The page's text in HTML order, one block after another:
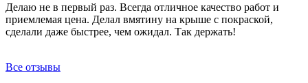
Делаю не в первый раз. Всегда отличное качество работ и
приемлемая цена. Делал вмятину на крыше с покраской,
сделали даже быстрее, чем ожидал. Так держать!
Все отзывы